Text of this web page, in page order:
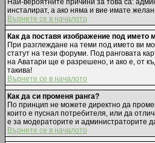
Най-вероятните причини за това са:
инсталират, а ако няма и вие имате
Върнете се в началото
Как да поставя изображение под името
При разглеждане на теми под името ви
статут на тези форуми. Под ранговата
на Аватари ще е разрешено, и ако е, от
такива!
Върнете се в началото
Как да си променя ранга?
По принцип не можете директно да
които е пуснал потребителя, или да
е за модераторите и администраторите
Върнете се в началото